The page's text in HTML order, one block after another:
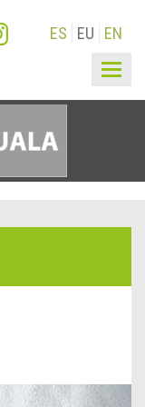
ES EU EN